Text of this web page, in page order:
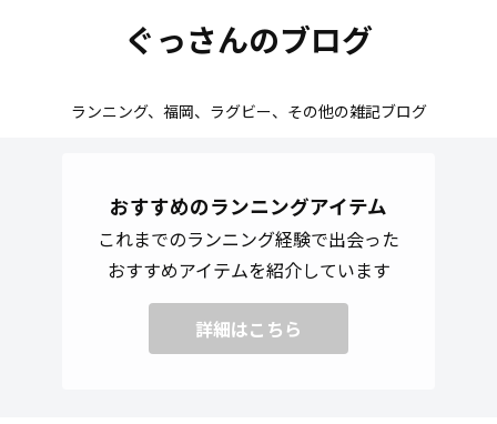
ぐっさんのブログ
ランニング、福岡、ラグビー、その他の雑記ブログ
おすすめのランニングアイテム
これまでのランニング経験で出会った
おすすめアイテムを紹介しています
詳細はこちら